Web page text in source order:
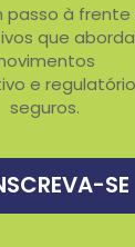
passo à
que
e
seguros.
SE